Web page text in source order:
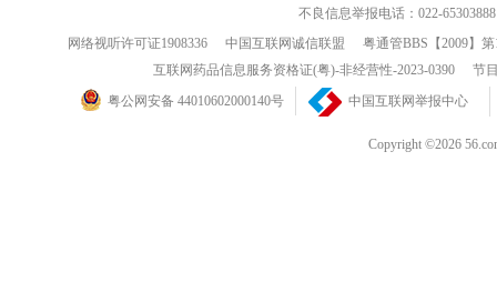
不良信息举报电话：022-65303888
网络视听许可证1908336
中国互联网诚信联盟
粤通管BBS【2009】
互联网药品信息服务资格证(粤)-非经营性-2023-0390
节
粤公网安备 44010602000140号
中国互联网举报中心
Copyright ©2026